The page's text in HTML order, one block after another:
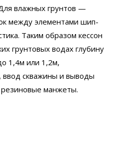
влажных грунтов —
между элементами шип-
Таким образом кессон
грунтовых водах глубину
1,4м или 1,2м,
ввод скважины и выводы
резиновые манжеты.